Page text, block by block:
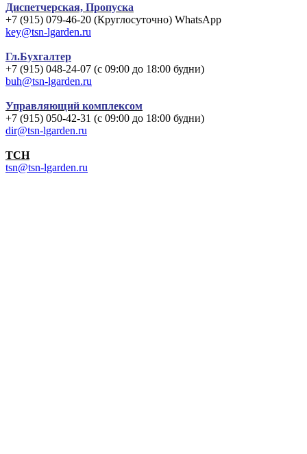
Диспетчерская, Пропуска
+7 (915) 079-46-20 (Круглосуточно) WhatsApp
key@tsn-lgarden.ru
Гл.Бухгалтер
+7 (915) 048-24-07 (с 09:00 до 18:00 будни)
buh@tsn-lgarden.ru
Управляющий комплексом
+7 (915) 050-42-31 (с 09:00 до 18:00 будни)
dir@tsn-lgarden.ru
TCH
tsn@tsn-lgarden.ru